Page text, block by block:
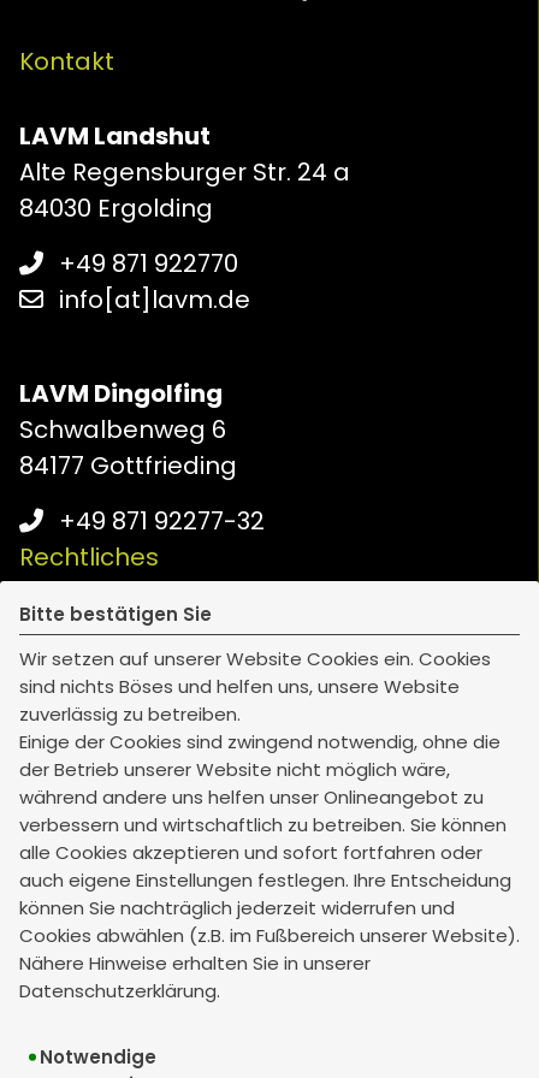
Bitte bestätigen Sie
Wir setzen auf unserer Website Cookies ein. Cookies
sind nichts Böses und helfen uns, unsere Website
zuverlässig zu betreiben.
Einige der Cookies sind zwingend notwendig, ohne die
der Betrieb unserer Website nicht möglich wäre,
während andere uns helfen unser Onlineangebot zu
verbessern und wirtschaftlich zu betreiben. Sie können
alle Cookies akzeptieren und sofort fortfahren oder
auch eigene Einstellungen festlegen. Ihre Entscheidung
können Sie nachträglich jederzeit widerrufen und
Cookies abwählen (z.B. im Fußbereich unserer Website).
Nähere Hinweise erhalten Sie in unserer
Datenschutzerklärung.
Notwendige
Kontakt
LAVM Landshut
Alte Regensburger Str. 24 a
84030 Ergolding
+49 871 922770
info[at]lavm.de
LAVM Dingolfing
Schwalbenweg 6
84177 Gottfrieding
+49 871 92277-32
Rechtliches
Impressum
Erstinformation
Datenschutz
Barrierefreiheit
Bildnachweise
Cookie-Einstellungen
Geschäftszeiten
LAVM Landshut
Mo - Do 08.30 - 12.30 und 13.30 - 17.00
Fr 08.30 - 13.00
LAVM Dingolfing